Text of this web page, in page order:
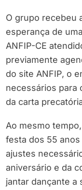
O grupo recebeu
esperança de
ANFIP-CE
previamente
do site ANFIP, o
necessários para
da carta
Ao mesmo
festa dos 55 anos
ajustes
aniversário e da
jantar dançante a